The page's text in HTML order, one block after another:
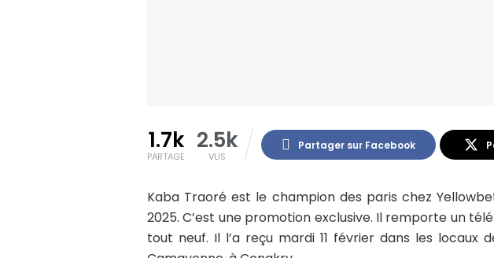
1.7k
PARTAGE
2.5k
VUS
Partager sur Facebook
Kaba Traoré est le champion des paris chez
2025. C’est une promotion exclusive. Il remporte un
tout neuf. Il l’a reçu mardi 11 février dans les locaux